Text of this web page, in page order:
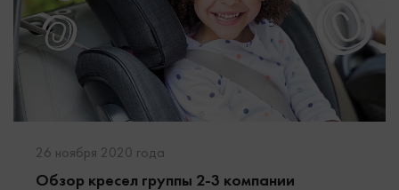
26 ноября 2020 года
Обзор кресел группы 2-3 компании